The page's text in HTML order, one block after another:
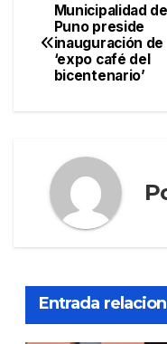
de
Municipalidad de
Puno preside
inauguración de
‘expo café del
bicentenario’
Entrada